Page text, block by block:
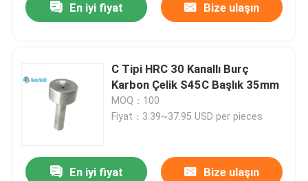
En iyi fiyat Bize ulaşın
C Tipi HRC 30 Kanallı Burç
Karbon Çelik S45C Başlık 35mm
MOQ：100
Fiyat：3.39~37.95 USD per pieces
En iyi fiyat Bize ulaşın